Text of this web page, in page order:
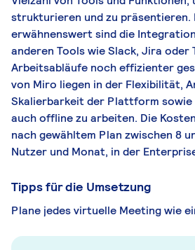
strukturieren und zu präsentieren.
erwähnenswert sind die
anderen Tools wie Slack, Jira oder
Arbeitsabläufe noch effizienter
von Miro liegen in der Flexibilität,
Skalierbarkeit der Plattform sowie
auch offline zu arbeiten. Die
nach gewähltem Plan zwischen 8
Nutzer und Monat, in der
Tipps für die Umsetzung
Plane jedes virtuelle Meeting wie